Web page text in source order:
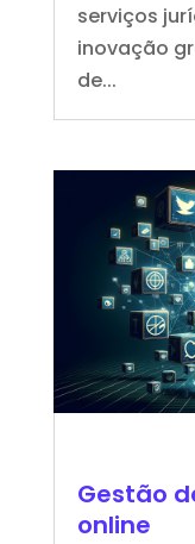
serviços
inovação
de...
Gestão
online